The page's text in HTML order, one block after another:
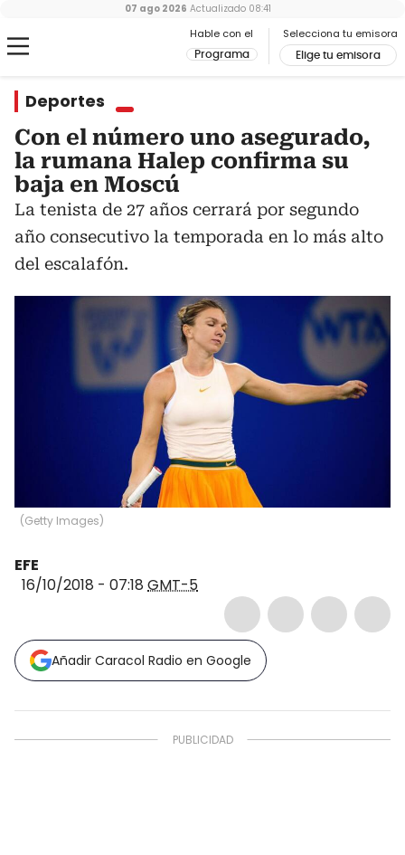
Hable con el
Programa
Selecciona tu emisora
Elige tu emisora
07 ago 2026 Actualizado 08:41
Deportes
Con el número uno asegurado,
la rumana Halep confirma su
baja en Moscú
La tenista de 27 años cerrará por segundo
año consecutivo la temporada en lo más alto
del escalafón.
(Getty Images)
EFE
16/10/2018 - 07:18 GMT-5
Añadir Caracol Radio en Google